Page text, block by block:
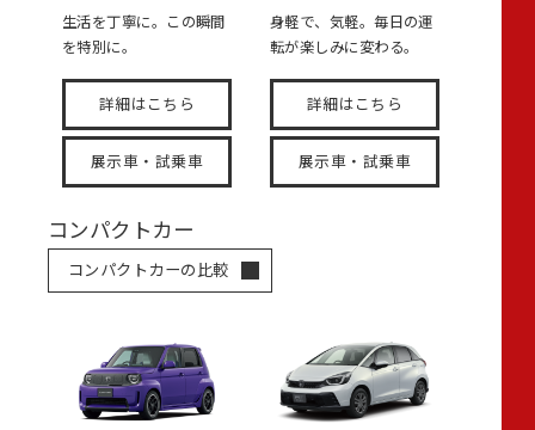
生活を丁寧に。この瞬間
を特別に。
詳細はこちら
展示車・試乗車
身軽で、気軽。毎日の運
転が楽しみに変わる。
詳細はこちら
展示車・試乗車
コンパクトカー
コンパクトカーの比較